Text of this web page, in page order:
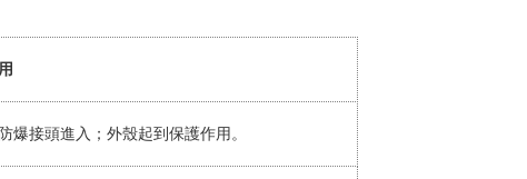
爆接頭進入；外殼起到保護作用。